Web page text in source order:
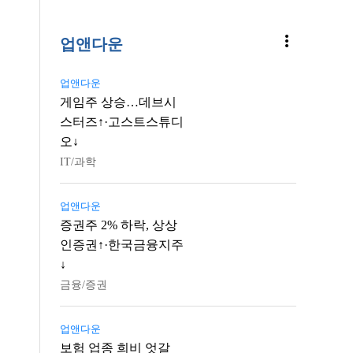
업앤다운 more_vert
업앤다운
게임주 상승…데브시
스터즈↑·고스트스튜디
오↓
IT/과학
업앤다운
증권주 2% 하락, 상상
인증권↑·한국금융지주
↓
금융/증권
업앤다운
보험 업종 희비 엇갈